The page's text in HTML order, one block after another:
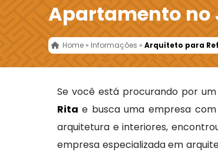
Apartamento no
Home » Informações »Arquiteto para
Se você está procurando por um
Rita e busca uma empresa
arquitetura e interiores,
empresa especializada em